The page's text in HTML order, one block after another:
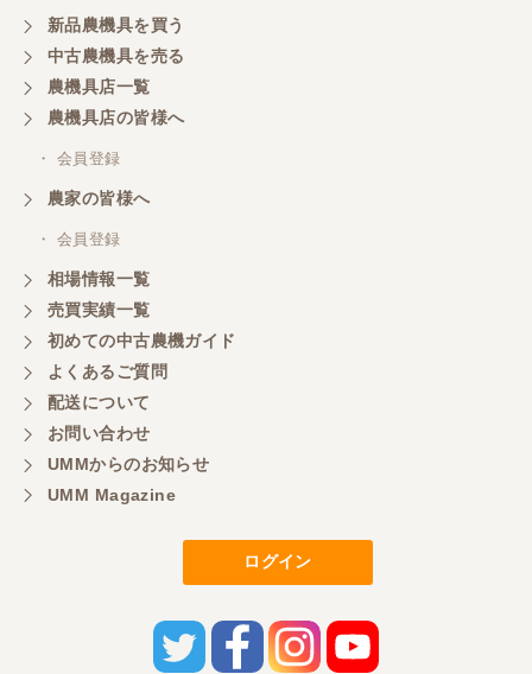
新品農機具を買う
中古農機具を売る
農機具店一覧
農機具店の皆様へ
・ 会員登録
農家の皆様へ
・ 会員登録
相場情報一覧
売買実績一覧
初めての中古農機ガイド
よくあるご質問
配送について
お問い合わせ
UMMからのお知らせ
UMM Magazine
ログイン